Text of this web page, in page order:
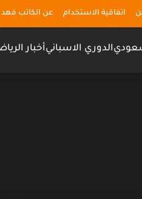
اتفاقية الاستخدام عن الكاتب فهد
الدوري الاسبانيأخبار